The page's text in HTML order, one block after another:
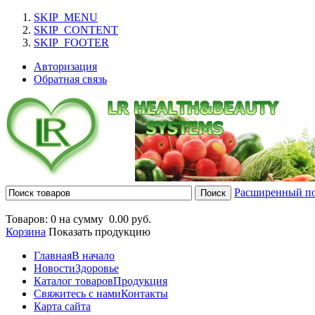
SKIP_MENU
SKIP_CONTENT
SKIP_FOOTER
Авторизация
Обратная связь
Расширенный
Товаров: 0 на сумму 0.00 руб.
Корзина Показать продукцию
ГлавнаяВ начало
НовостиЗдоровье
Каталог товаровПродукция
Свяжитесь с намиКонтакты
Карта сайта